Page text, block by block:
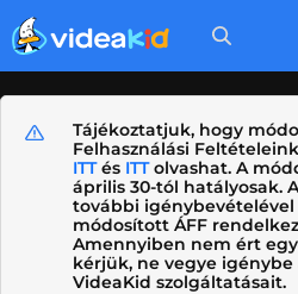
Tájékoztatjuk, hogy
Felhasználási
ITTés ITTolvashat. A
április 30-tól hatályosak.
további igénybevételével
módosított ÁFF
Amennyiben nem ért
kérjük, ne vegye igénybe
VideaKid szolgáltatásait.